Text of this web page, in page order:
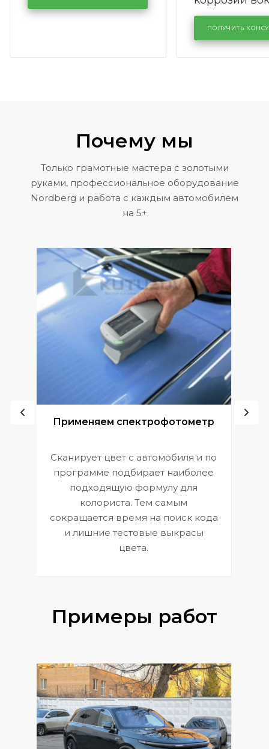
KUTUZOVV
лобового
районе
Volkswagen
ПОЛУЧИТЬ
Почему мы
Только грамотные мастера с золотыми
руками, профессиональное оборудование
Nordberg и работа с каждым автомобилем
на 5+
Применяем спектрофотометр
Сканирует цвет с автомобиля и по
программе подбирает наиболее
подходящую формулу для
колориста. Тем самым
сокращается время на поиск кода
и лишние тестовые выкрасы
цвета.
Примеры работ